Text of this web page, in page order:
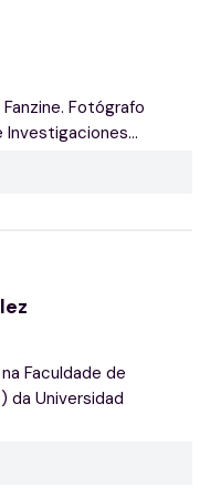
Fotógrafo
Investigaciones...
Faculdade de
da Universidad